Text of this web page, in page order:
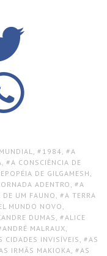
, 1984, A
, A CONSCIÊNCIA DE
DE GILGAMESH,
ADENTRO , A
DE UM FAUNO, A TERRA
MUNDO NOVO,
DUMAS, ALICE
ANDRÉ MALRAUX,
CIDADES INVISÍVEIS , AS
IRMÃS MAKIOKA, AS